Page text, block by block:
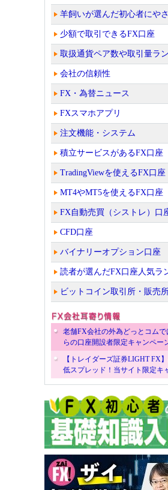
羊飼いが選んだ初心者にや
少額で取引できるFX口座
取扱通貨ペア数や取引量ラ
会社の信頼性
FX・為替ニュース
FXスマホアプリ
注文機能・システム
積立サービスがあるFX口座
TradingViewを使えるFX口座
MT4やMT5を使えるFX口座
FX自動売買（シストレ）口
CFD口座
バイナリーオプション口座
読者が選んだFX口座人気ラ
ビットコイン取引所・販売
老舗FX会社の外為どっとコム
らの口座開設者限定キャンペー
【トレイダーズ証券LIGHT FX
低スプレッド！当サイト限定キ